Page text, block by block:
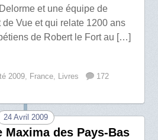
et une équipe de
Vue et qui relate 1200 ans
de Robert le Fort au […]
2009, France, Livres
172
24 Avril 2009
Maxima des Pays-Bas